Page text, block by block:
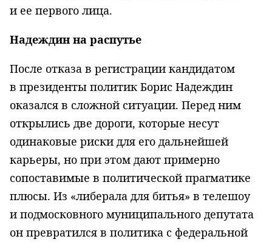
и ее первого лица.
Надеждин на распутье
После отказа в регистрации кандидатом
в президенты политик Борис Надеждин
оказался в сложной ситуации. Перед ним
открылись две дороги, которые несут
одинаковые риски для его дальнейшей
карьеры, но при этом дают примерно
сопоставимые в политической прагматике
плюсы. Из «либерала для битья» в телешоу
и подмосковного муниципального депутата
он превратился в политика с федеральной